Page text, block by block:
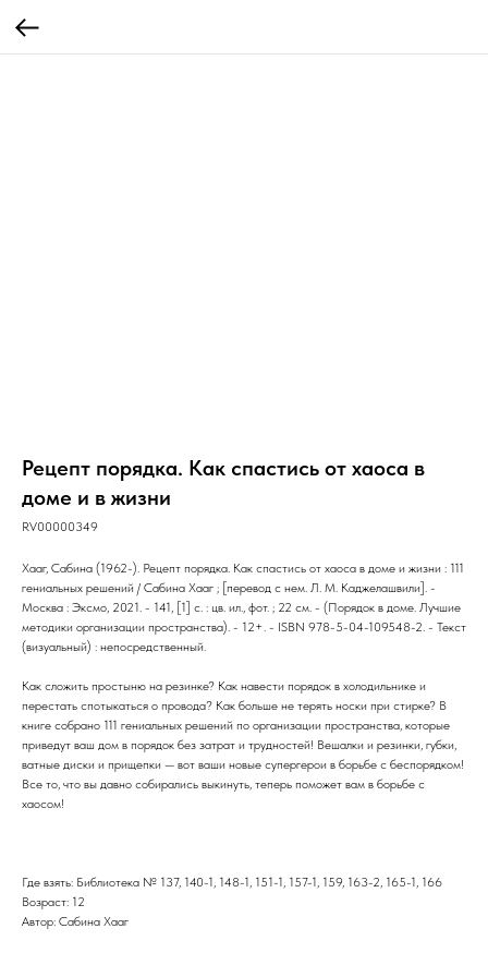
Рецепт порядка. Как спастись от хаоса в
доме и в жизни
RV00000349
Хааг, Сабина (1962-). Рецепт порядка. Как спастись от хаоса в доме и жизни : 111
гениальных решений / Сабина Хааг ; [перевод с нем. Л. М. Каджелашвили]. -
Москва : Эксмо, 2021. - 141, [1] с. : цв. ил., фот. ; 22 см. - (Порядок в доме. Лучшие
методики организации пространства). - 12+. - ISBN 978-5-04-109548-2. - Текст
(визуальный) : непосредственный.
Как сложить простыню на резинке? Как навести порядок в холодильнике и
перестать спотыкаться о провода? Как больше не терять носки при стирке? В
книге собрано 111 гениальных решений по организации пространства, которые
приведут ваш дом в порядок без затрат и трудностей! Вешалки и резинки, губки,
ватные диски и прищепки — вот ваши новые супергерои в борьбе с беспорядком!
Все то, что вы давно собирались выкинуть, теперь поможет вам в борьбе с
хаосом!
Где взять: Библиотека № 137, 140-1, 148-1, 151-1, 157-1, 159, 163-2, 165-1, 166
Возраст: 12
Автор: Сабина Хааг